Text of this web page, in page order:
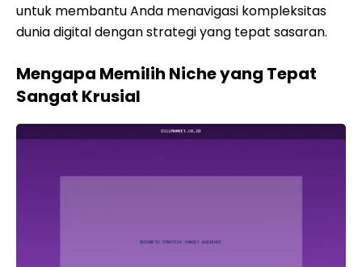
untuk membantu Anda menavigasi kompleksitas
dunia digital dengan strategi yang tepat sasaran.
Mengapa Memilih Niche yang Tepat
Sangat Krusial